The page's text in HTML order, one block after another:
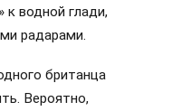
к водной глади,
радарами.
британца
Вероятно,